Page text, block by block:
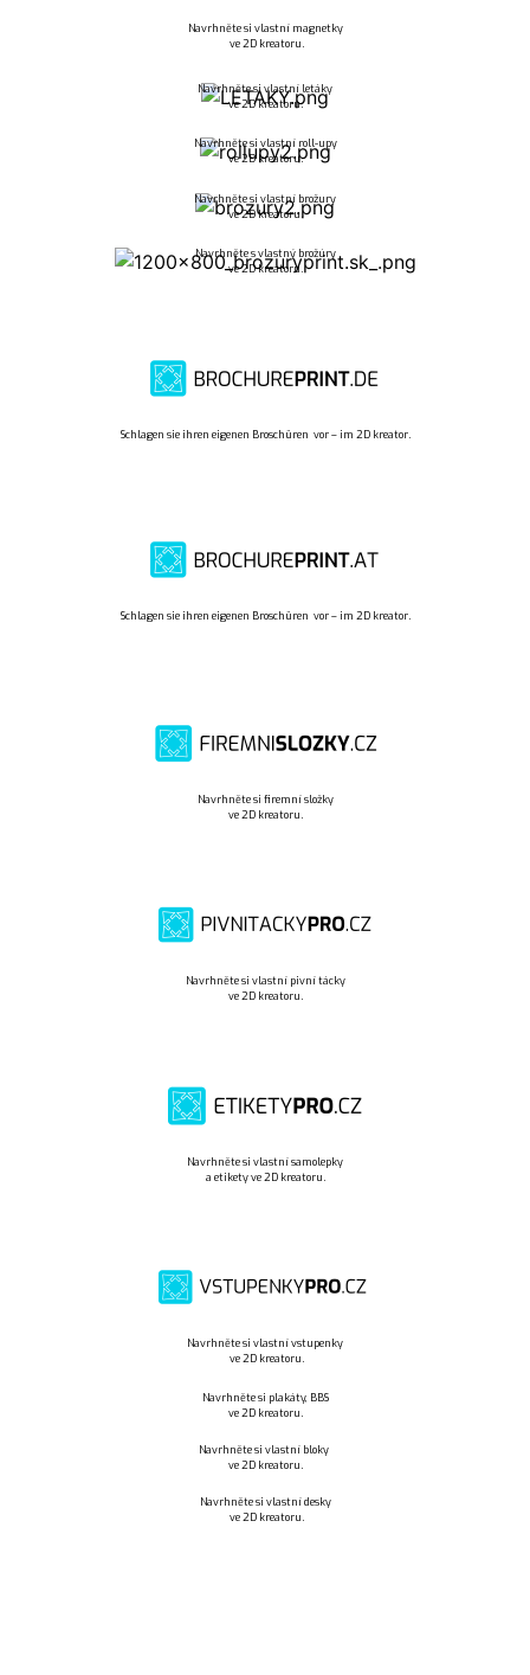
Navrhněte si vlastní magnetky
ve 2D kreatoru.
Navrhněte si vlastní letáky
ve 2D kreatoru.
Navrhněte si vlastní roll-upy
ve 2D kreatoru.
Navrhněte si vlastní brožury
ve 2D kreatoru.
Navrhněte s vlastný brožúry
ve 2D kreatoru.
Schlagen sie ihren eigenen Broschüren vor – im 2D kreator.
Schlagen sie ihren eigenen Broschüren vor – im 2D kreator.
Navrhněte si firemní složky
ve 2D kreatoru.
Navrhněte si vlastní pivní tácky
ve 2D kreatoru.
Navrhněte si vlastní samolepky
a etikety ve 2D kreatoru.
Navrhněte si vlastní vstupenky
ve 2D kreatoru.
Navrhněte si plakáty, BBS
ve 2D kreatoru.
Navrhněte si vlastní bloky
ve 2D kreatoru.
Navrhněte si vlastní desky
ve 2D kreatoru.